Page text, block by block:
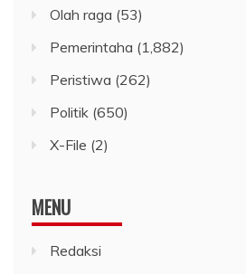
Olah raga (53)
Pemerintaha (1,882)
Peristiwa (262)
Politik (650)
X-File (2)
MENU
Redaksi